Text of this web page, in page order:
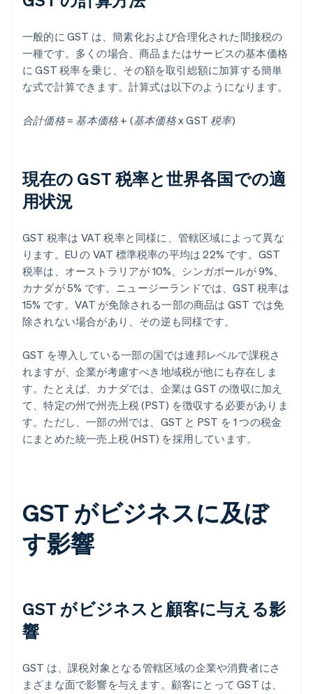
一般的に GST は、簡素化および合理化された間接税の
一種です。多くの場合、商品またはサービスの基本価格
に GST 税率を乗じ、その額を取引総額に加算する簡単
な式で計算できます。計算式は以下のようになります。
合計価格 = 基本価格 + (基本価格 x GST 税率)
現在の GST 税率と世界各国での適
用状況
GST 税率は VAT 税率と同様に、管轄区域によって異な
ります。EU の VAT 標準税率の平均は 22% です。GST
税率は、オーストラリアが 10%、シンガポールが 9%、
カナダが 5% です。ニュージーランドでは、GST 税率は
15% です。VAT が免除される一部の商品は GST では免
除されない場合があり、その逆も同様です。
GST を導入している一部の国では連邦レベルで課税さ
れますが、企業が考慮すべき地域税が他にも存在しま
す。たとえば、カナダでは、企業は GST の徴収に加え
て、特定の州で州売上税 (PST) を徴収する必要がありま
す。ただし、一部の州では、GST と PST を 1 つの税金
にまとめた統一売上税 (HST) を採用しています。
GST がビジネスに及ぼ
す影響
GST がビジネスと顧客に与える影
響
GST は、課税対象となる管轄区域の企業や消費者にさ
まざまな面で影響を与えます。顧客にとって GST は、